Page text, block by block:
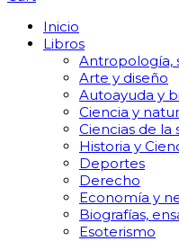
Inicio
Libros
Antropología,
Arte y diseño
Autoayuda y
Ciencia y
Ciencias de la
Historia y
Deportes
Derecho
Economía y
Biografías,
Esoterismo